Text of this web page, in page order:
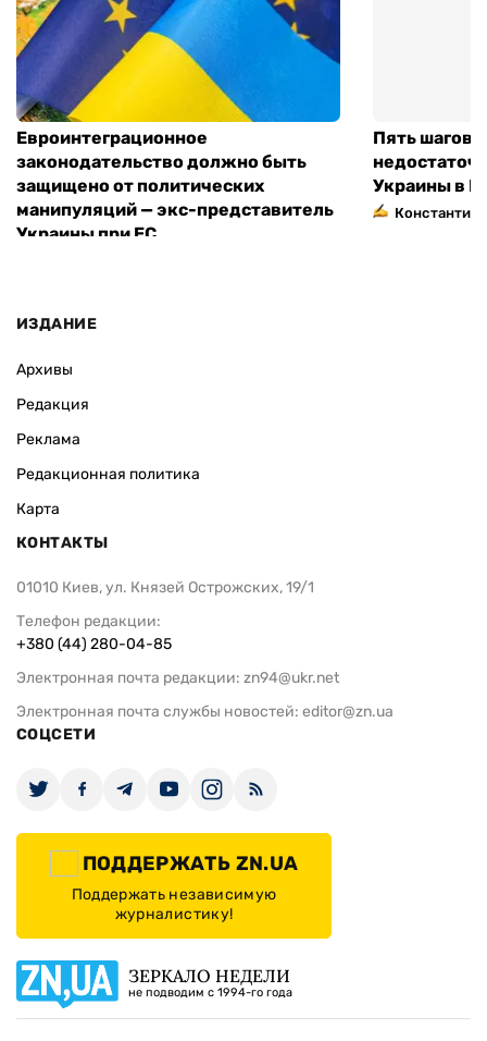
Евроинтеграционное
законодательство должно быть
защищено от политических
манипуляций — экс-представитель
Украины при ЕС
Пять шагов
Украины в
Константин
ИЗДАНИЕ
Архивы
Редакция
Реклама
Редакционная политика
Карта
КОНТАКТЫ
01010 Киев, ул. Князей Острожских, 19/1
Телефон редакции:
+380 (44) 280-04-85
Электронная почта редакции: zn94@ukr.net
Электронная почта службы новостей: editor@zn.ua
СОЦСЕТИ
ПОДДЕРЖАТЬ ZN.UA
Поддержать независимую
журналистику!
ЗЕРКАЛО НЕДЕЛИ
не подводим с 1994-го года